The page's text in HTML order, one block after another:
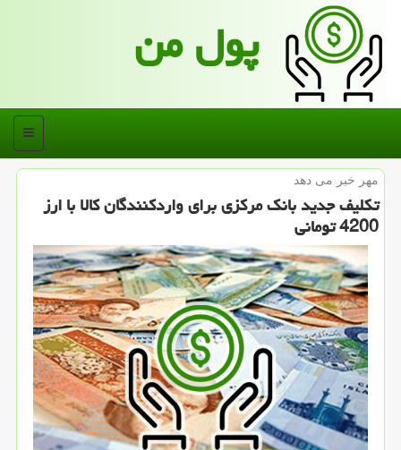
پول من
منو
مهر خبر می دهد
تكلیف جدید بانك مركزی برای واردكنندگان كالا با ارز
4200 تومانی